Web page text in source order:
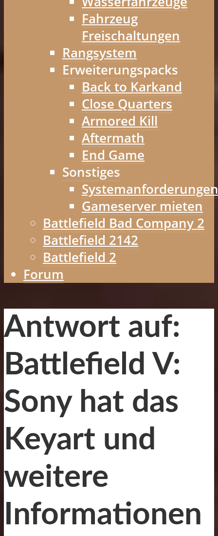
Fahrzeug
Freischaltungen
Rangsystem
Erweiterungspacks
Back to Karkand
Close Quarters
Armored Kill
Aftermath
End Game
Sonstiges
Systemanforderungen
Gameserver mieten
Battlefield Bad Company 2
Battlefield 2142
Battlefield 2
Forum
Antwort auf:
Battlefield V:
Sony hat das
Keyart und
weitere
Informationen